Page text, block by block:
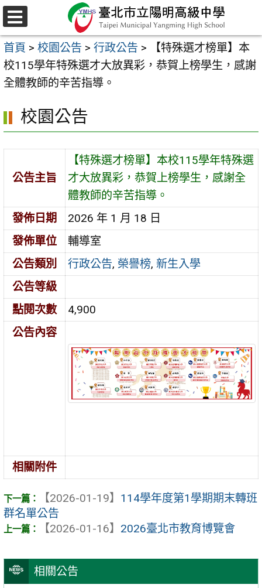
跳
至
主
要
內
區
選
單
首頁 > 校園公告 > 行政公告 >
【特殊選才榜單】本
校115學年特殊選才大放異彩，恭賀上榜學生，感謝
全體教師的辛苦指導。
相關公告
校園公告
公告主旨
【特殊選才榜單】本校115學年特殊選
才大放異彩，恭賀上榜學生，感謝全
體教師的辛苦指導。
發佈日期
2026 年 1 月 18 日
發佈單位
輔導室
公告類別
行政公告, 榮譽榜,新生入學
公告等級
點閱次數
4,900
公告內容
相關附件
【2026-01-19】 114學年度第1學期期末轉班
群名單公告
【2026-01-16】 2026臺北市教育博覽會